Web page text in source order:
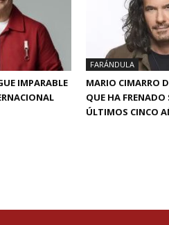
IMPARABLE
FARÁNDULA
MARIO CIMARRO
QUE HA FRENADO
ÚLTIMOS CINCO